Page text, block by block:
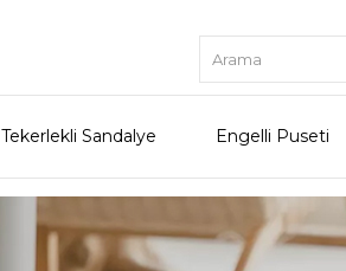
Tekerlekli Sandalye Engelli Puseti